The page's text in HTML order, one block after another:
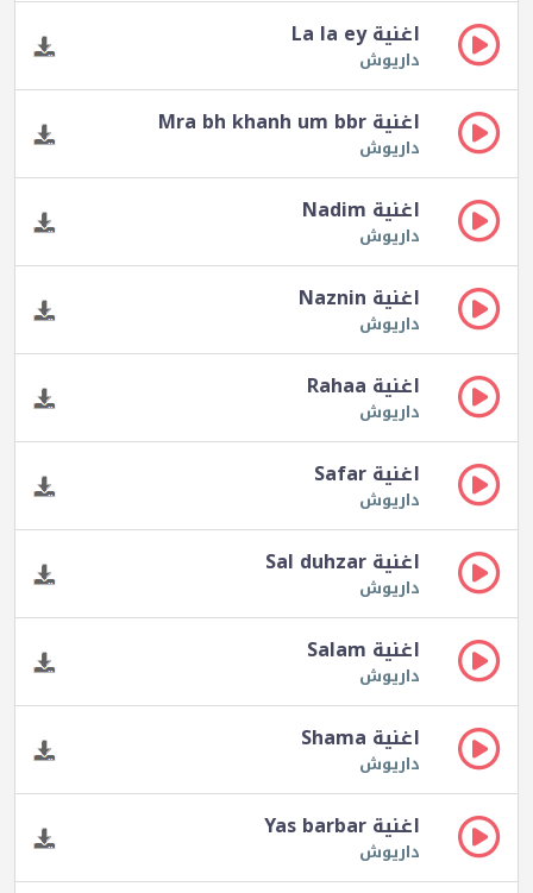
اغنية La la ey
داريوش
اغنية Mra bh khanh um bbr
داريوش
اغنية Nadim
داريوش
اغنية Naznin
داريوش
اغنية Rahaa
داريوش
اغنية Safar
داريوش
اغنية Sal duhzar
داريوش
اغنية Salam
داريوش
اغنية Shama
داريوش
اغنية Yas barbar
داريوش